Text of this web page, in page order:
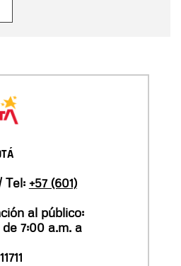
Tel: +57 (601)
al público:
7:00 a.m. a